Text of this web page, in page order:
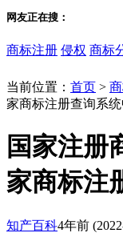
网友正在搜：
商标注册 侵权 商标
当前位置： 首页 >
家商标注册查询系
国家注册
家商标注
知产百科4年前